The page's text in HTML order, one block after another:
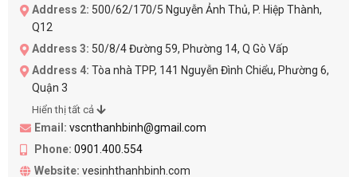
Address 2: 500/62/170/5 Nguyễn Ảnh Thủ, P. Hiệp Thành,
Q12
Address 3: 50/8/4 Đường 59, Phường 14, Q Gò Vấp
Address 4: Tòa nhà TPP, 141 Nguyễn Đình Chiểu, Phường 6,
Quận 3
Hiển thị tất cả
Email: vscnthanhbinh@gmail.com
Phone: 0901.400.554
Website: vesinhthanhbinh.com